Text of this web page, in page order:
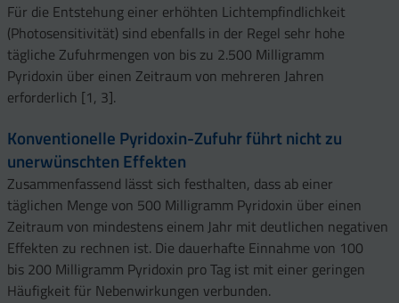
Für die Entstehung einer erhöhten Lichtempfindlichkeit
(Photosensitivität) sind ebenfalls in der Regel sehr hohe
tägliche Zufuhrmengen von bis zu 2.500 Milligramm
Pyridoxin über einen Zeitraum von mehreren Jahren
erforderlich [1, 3].
Konventionelle Pyridoxin-Zufuhr führt nicht zu
unerwünschten Effekten
Zusammenfassend lässt sich festhalten, dass ab einer
täglichen Menge von 500 Milligramm Pyridoxin über einen
Zeitraum von mindestens einem Jahr mit deutlichen negativen
Effekten zu rechnen ist. Die dauerhafte Einnahme von 100
bis 200 Milligramm Pyridoxin pro Tag ist mit einer geringen
Häufigkeit für Nebenwirkungen verbunden.